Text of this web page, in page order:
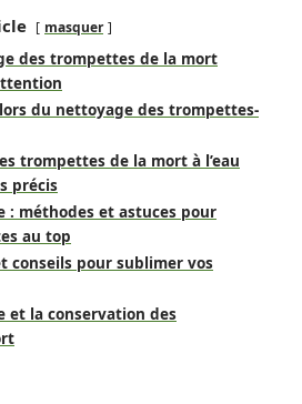
masquer
des trompettes de la mort
du nettoyage des trompettes-
trompettes de la mort à l’eau
précis
: méthodes et astuces pour
au top
conseils pour sublimer vos
et la conservation des